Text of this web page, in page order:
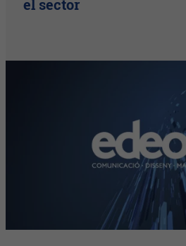
el sector